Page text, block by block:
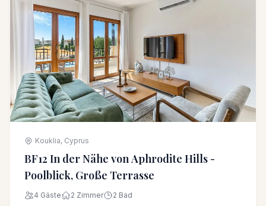
Kouklia, Cyprus
BF12 In der Nähe von Aphrodite Hills -
Poolblick, Große Terrasse
4 Gäste 2 Zimmer 2 Bad